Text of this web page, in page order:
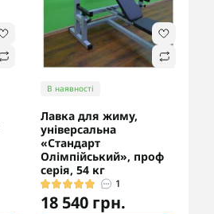
В наявності
Лавка для жиму,
універсальна
«Стандарт
Олімпійський», проф
серія, 54 кг
1
18 540 грн.